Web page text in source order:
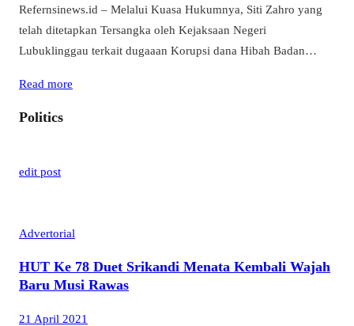
Refernsinews.id – Melalui Kuasa Hukumnya, Siti Zahro yang
telah ditetapkan Tersangka oleh Kejaksaan Negeri
Lubuklinggau terkait dugaaan Korupsi dana Hibah Badan…
Read more
Politics
edit post
Advertorial
HUT Ke 78 Duet Srikandi Menata Kembali Wajah
Baru Musi Rawas
21 April 2021